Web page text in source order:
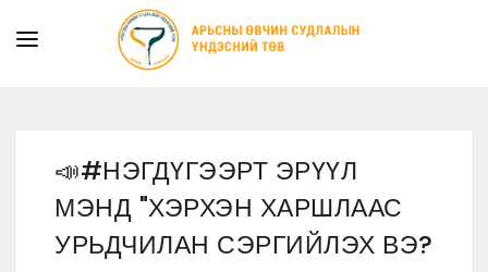
ХУУЛЬ ЭРХ ЗҮЙ
МЭДЭЭ
ИЛ ТОД БАЙДАЛ
📣#НЭГДҮГЭЭРТ ЭРҮҮЛ
МЭНД "ХЭРХЭН ХАРШЛААС
УРЬДЧИЛАН СЭРГИЙЛЭХ ВЭ?